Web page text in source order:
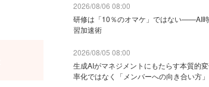
2026/08/06 08:00
研修は「10％のオマケ」ではない——AI
習加速術
2026/08/05 08:00
生成AIがマネジメントにもたらす本質的
率化ではなく「メンバーへの向き合い方」